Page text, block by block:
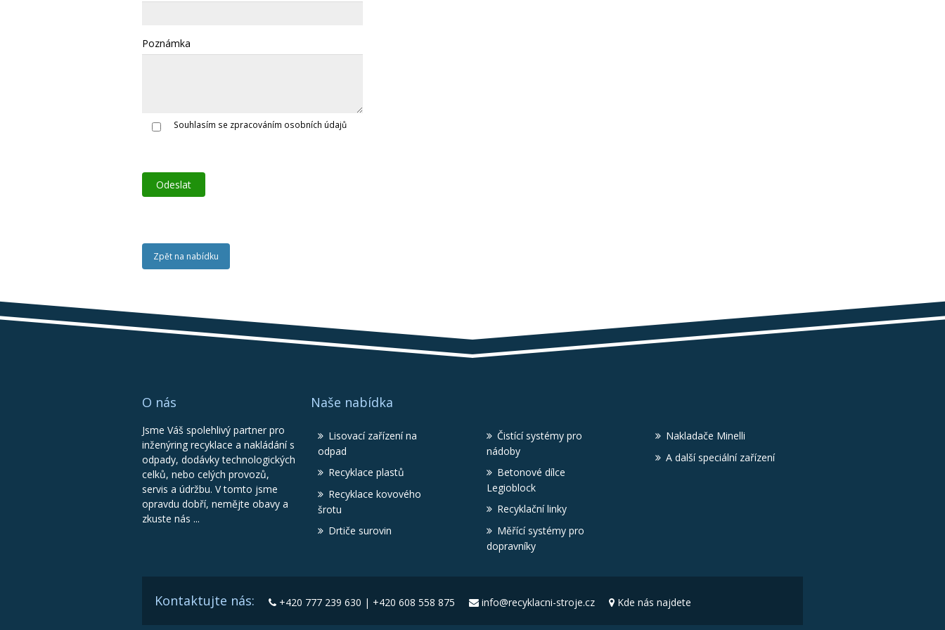
Poznámka
Souhlasím se zpracováním osobních údajů
Zpět na nabídku
O nás
Jsme Váš spolehlivý partner pro
inženýring recyklace a nakládání s
odpady, dodávky technologických
celků, nebo celých provozů,
servis a údržbu. V tomto jsme
opravdu dobří, nemějte obavy a
zkuste nás ...
Naše nabídka
Lisovací zařízení na
odpad
Recyklace plastů
Recyklace kovového
šrotu
Drtiče surovin
Čistící systémy pro
nádoby
Betonové dílce
Legioblock
Recyklační linky
Měřící systémy pro
dopravníky
Nakladače Minelli
A další speciální zařízení
Kontaktujte nás: +420 777 239 630 | +420 608 558 875 info@recyklacni-stroje.cz Kde nás najdete